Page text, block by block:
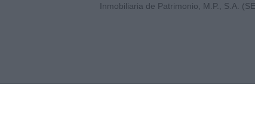
Inmobiliaria de Patrimonio, M.P., S.A.